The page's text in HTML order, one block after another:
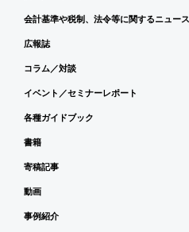
会計基準や税制、法令等に関するニュース
広報誌
コラム／対談
イベント／セミナーレポート
各種ガイドブック
書籍
寄稿記事
動画
事例紹介